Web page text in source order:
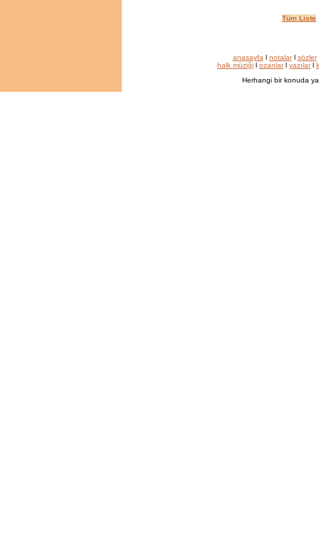
Tüm Liste
anasayfa l notalarl sözler
halk müziği l ozanlarl yazılarl
Herhangi bir konuda